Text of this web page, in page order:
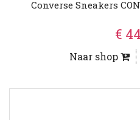
Converse Sneakers
€
Naar shop